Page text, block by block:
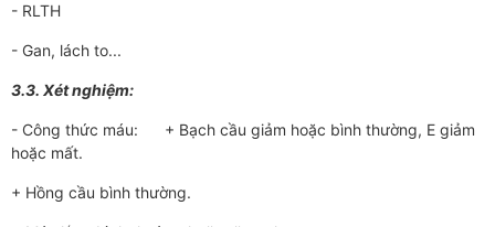
- RLTH
- Gan, lách to...
3.3. Xét nghiệm:
- Công thức máu: + Bạch cầu giảm hoặc bình th­­ường, E giảm
hoặc mất.
+ Hồng cầu bình thư­ờng.